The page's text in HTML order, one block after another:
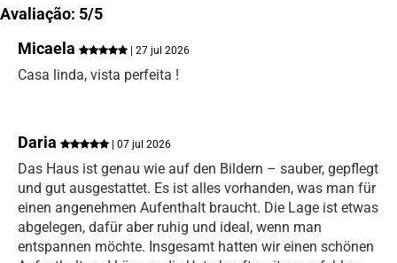
Avaliação: 5/5
Micaela
| 27 jul 2026
Casa linda, vista perfeita !
Daria | 07 jul 2026
Das Haus ist genau wie auf den Bildern – sauber, gepflegt
und gut ausgestattet. Es ist alles vorhanden, was man für
einen angenehmen Aufenthalt braucht. Die Lage ist etwas
abgelegen, dafür aber ruhig und ideal, wenn man
entspannen möchte. Insgesamt hatten wir einen schönen